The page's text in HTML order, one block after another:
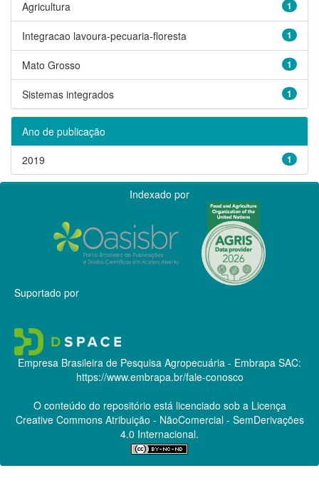
1
Agricultura
1
Integracao lavoura-pecuaria-floresta
1
Mato Grosso
1
Sistemas integrados
Ano de publicação
1
2019
Indexado por
Suportado por
Empresa Brasileira de Pesquisa Agropecuária - Embrapa SAC:
https://www.embrapa.br/fale-conosco
O conteúdo do repositório está licenciado sob a Licença
Creative CommonsAtribuição - NãoComercial - SemDerivações
4.0 Internacional.